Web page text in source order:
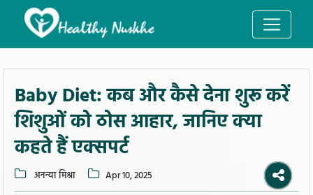
Baby Diet: कब और कैसे देना शुरू करें
शिशुओं को ठोस आहार, जानिए क्या
कहते हैं एक्सपर्ट
अनन्या मिश्रा Apr 10, 2025